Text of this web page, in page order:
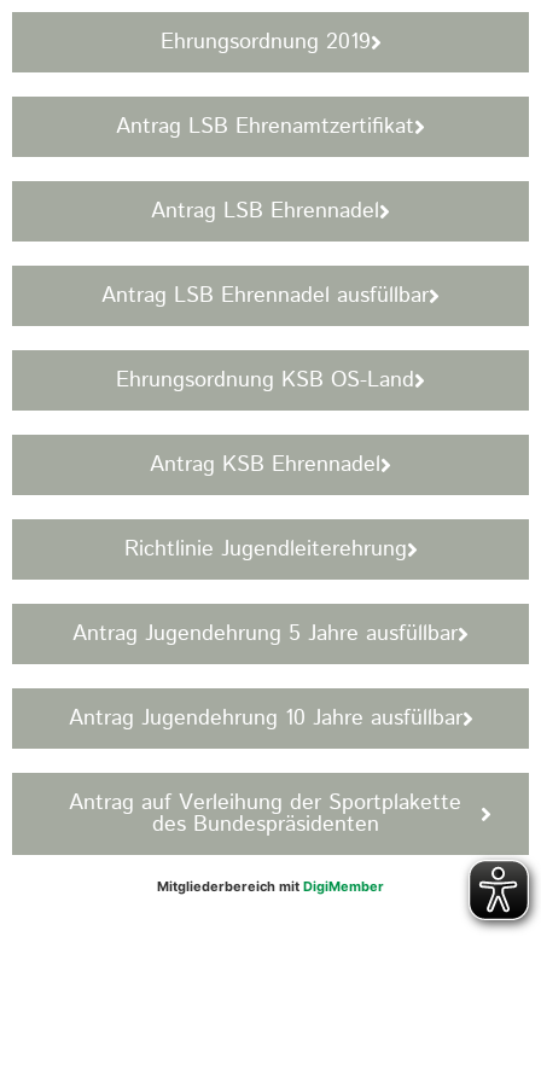
Ehrungsordnung 2019
Antrag LSB Ehrenamtzertifikat
Antrag LSB Ehrennadel
Antrag LSB Ehrennadel ausfüllbar
Ehrungsordnung KSB OS-Land
Antrag KSB Ehrennadel
Richtlinie Jugendleiterehrung
Antrag Jugendehrung 5 Jahre ausfüllbar
Antrag Jugendehrung 10 Jahre ausfüllbar
Antrag auf Verleihung der Sportplakette
des Bundespräsidenten
Mitgliederbereich mit DigiMember